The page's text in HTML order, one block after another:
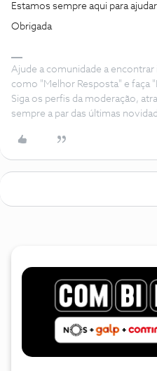
Estamos sempre aqui para
Obrigada
Ajude a comunidade a
como "Melhor Resposta" e faça
Siga os perfis da moderação,
sempre a par das últimas